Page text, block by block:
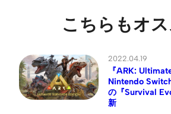
こちらもオ
2022.04.19
『ARK:
Nintendo
の『Survival
新